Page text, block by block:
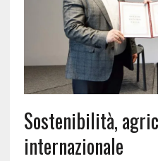
Sostenibilità,
internazionale